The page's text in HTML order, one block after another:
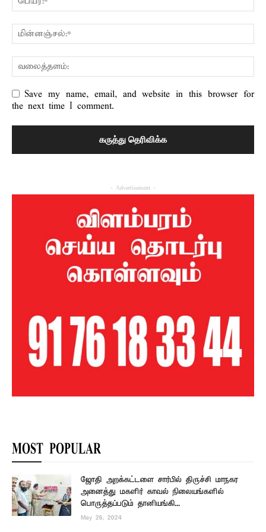
Save my name, email, and website in this browser for
the next time I comment.
- Advertisement -
MOST POPULAR
ஜோதி அறக்கட்டளை சார்பில் திருச்சி மாநகர
அனைத்து மகளிர் காவல் நிலையங்களில்
பொருத்தப்படும் தானியங்கி...
May 26, 2024